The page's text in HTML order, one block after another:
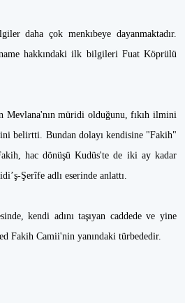
daha çok menkıbeye dayanmaktadır.
hakkındaki ilk bilgileri Fuat Köprülü
Mevlana'nın müridi olduğunu, fıkıh ilmini
belirtti. Bundan dolayı kendisine "Fakih"
hac dönüşü Kudüs'te de iki ay kadar
Şerîfe adlı eserinde anlattı.
kendi adını taşıyan caddede ve yine
Fakih Camii'nin yanındaki türbededir.